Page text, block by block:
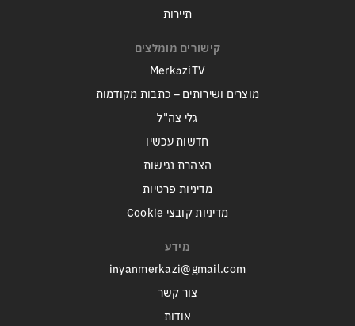
תיירות
קישורים מומלצים
MerkaziTV
מוצרים ושירותים – כתבות מקודמות
גלי צה"ל
חדשות עכשיו
הצהרת נגישות
מדיניות פרטיות
מדיניות קובצי Cookie
מידע
inyanmerkazi@gmail.com
צור קשר
אודות